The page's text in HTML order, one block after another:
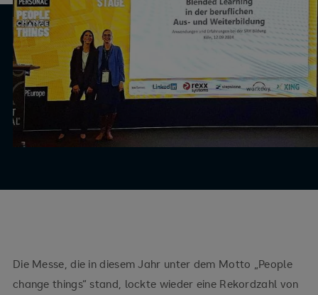
Die Messe, die in diesem Jahr unter dem Motto „People
change things“ stand, lockte wieder eine Rekordzahl von